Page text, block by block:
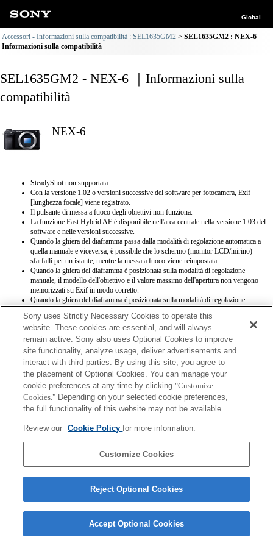
Global
Accessori - Informazioni sulla compatibilità : SEL1635GM2
SEL1635GM2 : NEX-6
Informazioni sulla compatibilità
SEL1635GM2 - NEX-6 ｜Informazioni sulla
compatibilità
NEX-6
SteadyShot non supportata.
Con la versione 1.02 o versioni successive del software per fotocamera, Exif
[lunghezza focale] viene registrato.
Il pulsante di messa a fuoco degli obiettivi non funziona.
La funzione Fast Hybrid AF è disponibile nell'area centrale nella versione 1.03 del
software e nelle versioni successive.
Quando la ghiera del diaframma passa dalla modalità di regolazione automatica a
quella manuale e viceversa, è possibile che lo schermo (monitor LCD/mirino)
sfarfalli per un istante, mentre la messa a fuoco viene reimpostata.
Quando la ghiera del diaframma è posizionata sulla modalità di regolazione
manuale, il modello dell'obiettivo e il valore massimo dell'apertura non vengono
memorizzati su Exif in modo corretto.
Quando la ghiera del diaframma è posizionata sulla modalità di regolazione
dalla modalità di esposizione.
Quando la ghiera del diaframma passa dalla modalità di regolazione automatica a
quella manuale e viceversa durante la registrazione di un filmato, la registrazione
viene interrotta.
Ruotare la ghiera del diaframma non interrompe il conto alla rovescia prima
dell'attivazione della modalità di risparmio energetico.
Quando la ghiera del diaframma è posizionata sulla modalità di regolazione
manuale, il controllo di defocalizzazione del background in Photo Creativity non
funziona correttamente, anche se sullo schermo risulta eseguito.
I nomi degli obiettivi Exif non saranno registrati correttamente.
Sony uses Strictly Necessary Cookies to operate this
website. These cookies are essential, and will always
remain active. Sony also uses Optional Cookies to improve
site functionality, analyze usage, deliver advertisements and
interact with third parties. By using this site, you agree to
the placement of Optional Cookies. You can manage your
cookie preferences at any time by clicking "Customize
Cookies." Depending on your selected cookie preferences,
the full functionality of this website may not be available.
Review our Cookie Policyfor more information.
Customize Cookies
Reject Optional Cookies
Accept Optional Cookies